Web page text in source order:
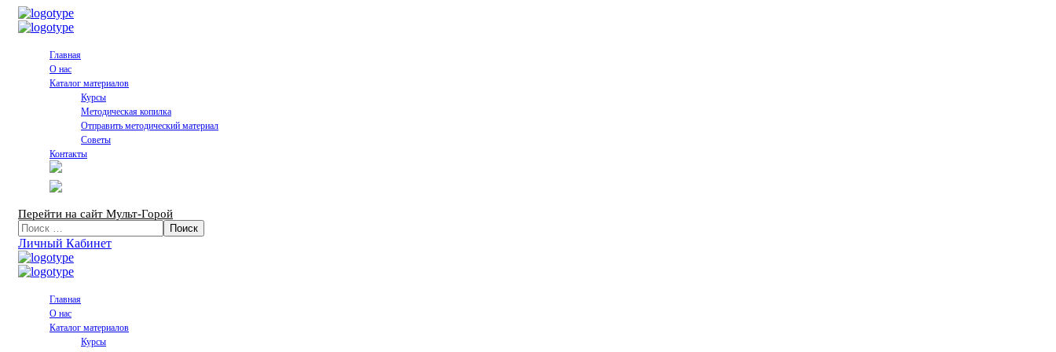
Главная
О нас
Каталог материалов
Курсы
Методическая копилка
Отправить методический материал
Советы
Контакты
Перейти на сайт Мульт-Горой
Личный Кабинет
Главная
О нас
Каталог материалов
Курсы